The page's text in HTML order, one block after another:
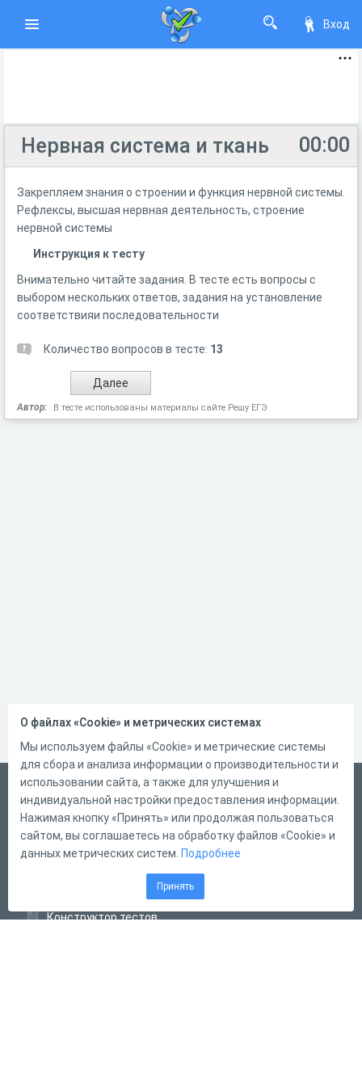
Вход
00:00
Нервная система и ткань
Закрепляем знания о строении и функция нервной системы.
Рефлексы, высшая нервная деятельность, строение
нервной системы
Инструкция к тесту
Внимательно читайте задания. В тесте есть вопросы с
выбором нескольких ответов, задания на установление
соответствияи последовательности
Количество вопросов в тесте: 13
Автор: В тесте использованы материалы сайте Решу ЕГЭ
Русский
Справка
Форма обратной связи
Конструктор тестов
О файлах «Cookie» и метрических системах
Мы используем файлы «Cookie» и метрические системы
для сбора и анализа информации о производительности и
использовании сайта, а также для улучшения и
индивидуальной настройки предоставления информации.
Нажимая кнопку «Принять» или продолжая пользоваться
сайтом, вы соглашаетесь на обработку файлов «Cookie» и
данных метрических систем. Подробнее
Принять